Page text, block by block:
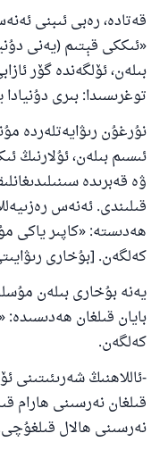
قەتادە، رەبى ئىبنى
«ئىككى قېتىم (يەنى
بىلەن، ئۆلگەندە گۆر
توغرىسىدا: بىرى
نۇرغۇن رىۋايەتلەردە
ئىسىم بىلەن، ئۇلارنىڭ
ۋە قەبرىدە
قىلىندى. ئەنەس
ھەدىستە: «كاپىر ياكى
كەلگەن. [بۇخارى رىۋايىتى 1374-
يەنە بۇخارى بىلەن
بايان قىلغان
كەلگەن.
-ئاللاھنىڭ شەرىئىتىنى
قىلغان نەرسىنى ھارام
نەرسىنى ھالال